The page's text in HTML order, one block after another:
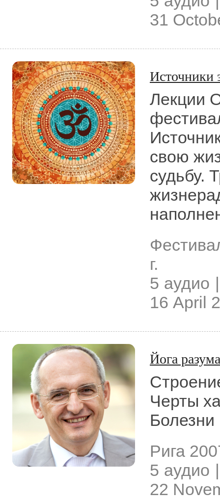
31
Источники
Лекции
свою
судьбу.
г.
5 аудио
16 April
Йога разума
Черты
Болезни
Рига
5 аудио
22